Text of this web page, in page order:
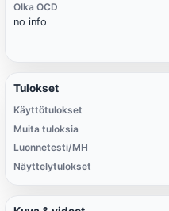
Olka OCD
no info
Tulokset
Käyttötulokset
Muita tuloksia
Luonnetesti/MH
Näyttelytulokset